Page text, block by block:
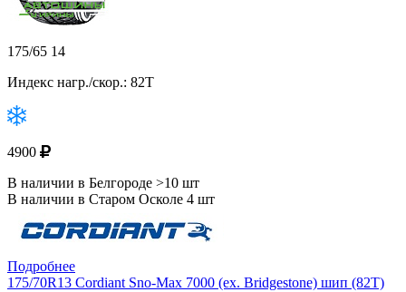
175/65 14
Индекс нагр./скор.: 82T
4900
В наличии в Белгороде >10 шт
В наличии в Старом Осколе 4 шт
Подробнее
175/70R13 Cordiant Sno-Max 7000 (ex. Bridgestone) шип (82T)